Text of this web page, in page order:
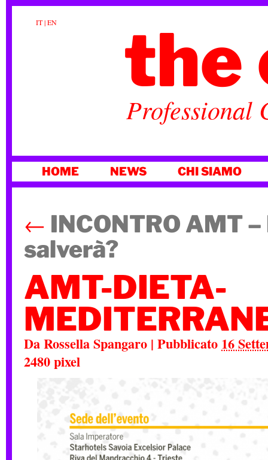
IT|EN the
Professional
AL
HOME NEWS CHI SIAMO
← INCONTRO AMT
salverà?
AMT-DIETA-
DaRossella Spangaro | Pubblicato 16
2480pixel